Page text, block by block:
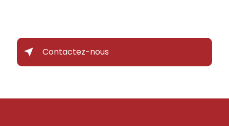
Contactez-nous